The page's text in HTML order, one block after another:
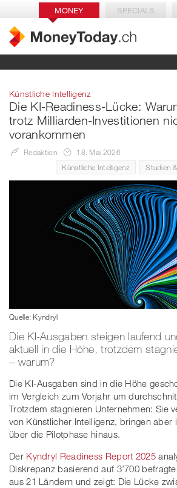
MONEY SPECIALS
Künstliche Intelligenz
Die KI-Readiness-Lücke:
trotz Milliarden-Investitionen
vorankommen
Redaktion
18. Mai 2026
Künstliche Intelligenz
Studien
Quelle: Kyndryl
Die KI-Ausgaben steigen laufend
aktuell in die Höhe, trotzdem
– warum?
Die KI-Ausgaben sind in die Höhe
im Vergleich zum Vorjahr um
Trotzdem stagnieren Unternehmen: Sie
von Künstlicher Intelligenz, bringen aber
über die Pilotphase hinaus.
Der Kyndryl Readiness Report 2025
Diskrepanz basierend auf 3’700
aus 21 Ländern und zeigt: Die Lücke